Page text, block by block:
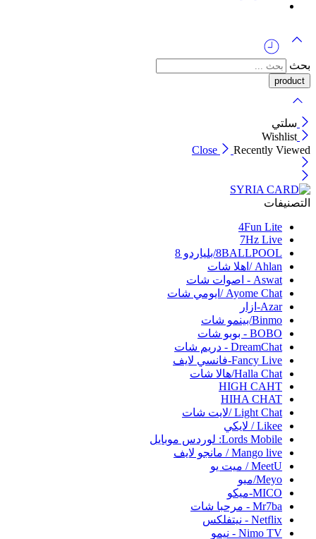
بحث
سلتي
Wishlist
Close
Recently Viewed
التصنيفات
4Fun Lite
7Hz Live
8BALLPOOL/بلياردو 8
Ahlan /اهلا شات
Aswat - اصوات شات
Ayome Chat /ايومي شات
Azar-ازار
Binmo/بينمو شات
BOBO - بوبو شات
DreamChat - دريم شات
Fancy Live-فانسي لايف
Halla Chat/هالا شات
HIGH CAHT
HIHA CHAT
Light Chat /لايت شات
Likee / لايكي
Lords Mobile: لوردس موبايل
Mango live / مانجو لايف
MeetU / ميت يو
Meyo/ميو
MICO-ميكو
Mr7ba - مرحبا شات
Netflix - نيتفلكس
Nimo TV - نيمو